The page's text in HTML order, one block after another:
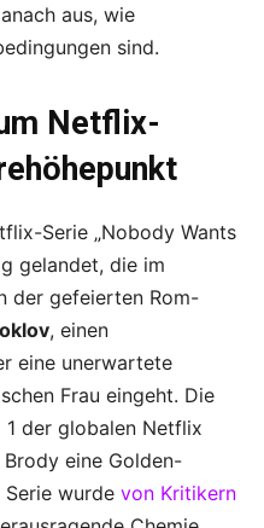
aus, wie
sind.
Netflix-
Serie „Nobody Wants
gelandet, die im
der gefeierten Rom-
, einen
eine unerwartete
Frau eingeht. Die
1 der globalen Netflix
eine Golden-
wurde von Kritikern